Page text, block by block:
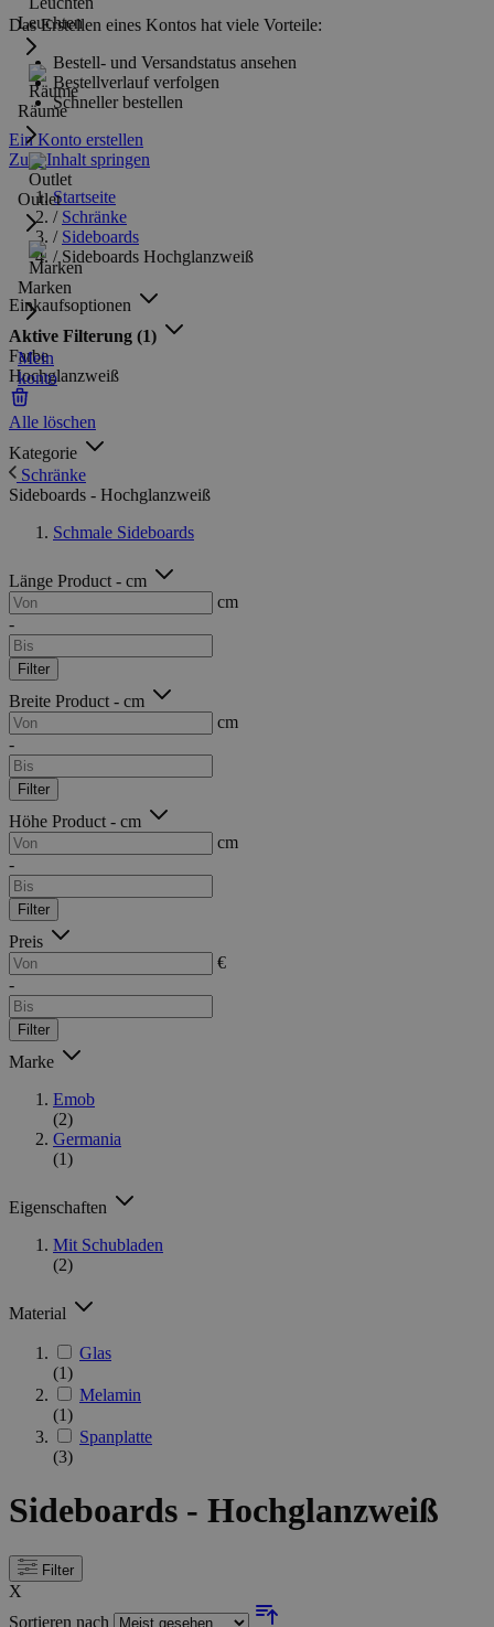
Leuchten
Räume
Outlet
Marken
Mein
konto
Das Erstellen eines Kontos hat viele Vorteile:
Bestell- und Versandstatus ansehen
Bestellverlauf verfolgen
Schneller bestellen
Ein Konto erstellen
Zum Inhalt springen
Startseite
/ Schränke
/ Sideboards
/ Sideboards Hochglanzweiß
Einkaufsoptionen
Aktive Filterung (1)
Farbe
Hochglanzweiß
Alle löschen
Kategorie
Schränke
Sideboards - Hochglanzweiß
Schmale Sideboards
Länge Product - cm
cm
-
Filter
Breite Product - cm
cm
-
Filter
Höhe Product - cm
cm
-
Filter
Preis
€
-
Filter
Marke
Emob
(2)
Germania
(1)
Eigenschaften
Mit Schubladen
(2)
Material
Glas
(1)
Melamin
(1)
Spanplatte
(3)
Sideboards - Hochglanzweiß
Filter
X
Sortieren nach